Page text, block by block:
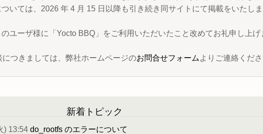
いては、2026 年 4 月 15 日以降も引き続き同サイトにて掲載をいたしま
ユーザ様に「Yocto BBQ」をご利用いただいたこと改めてお礼申し上げ
つきましては、弊社ホームページのお問合せフォーム よりご連絡くださ
新着トピック
) 13:54 do_rootfs のエラーについて